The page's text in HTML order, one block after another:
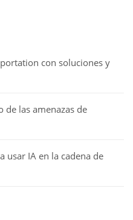
con soluciones y
de las amenazas de
usar IA en la cadena de